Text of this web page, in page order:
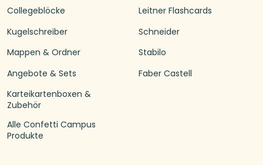
Collegeblöcke
Kugelschreiber
Mappen & Ordner
Angebote & Sets
Karteikartenboxen &
Zubehör
Alle Confetti Campus
Produkte
Leitner Flashcards
Schneider
Stabilo
Faber Castell